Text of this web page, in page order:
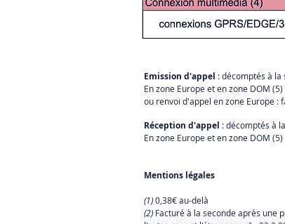
Emission d'appel : décomptés à
En zone Europe et en zone DOM
ou renvoi d'appel en zone Europe :
Réception d'appel : décomptés à
En zone Europe et en zone DOM
Mentions légales
(1)0,38€ au-delà
(2) Facturé à la seconde après une